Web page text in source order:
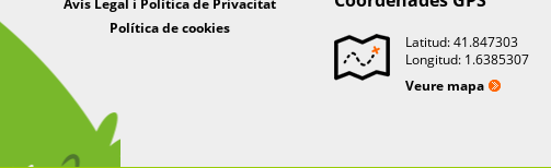
Política de cookies
Latitud: 41.847303
Longitud: 1.6385307
Veure mapa